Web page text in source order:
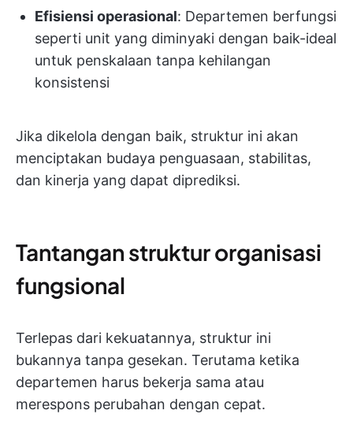
Efisiensi operasional: Departemen berfungsi
seperti unit yang diminyaki dengan baik-ideal
untuk penskalaan tanpa kehilangan
konsistensi
Jika dikelola dengan baik, struktur ini akan
menciptakan budaya penguasaan, stabilitas,
dan kinerja yang dapat diprediksi.
Tantangan struktur organisasi
fungsional
Terlepas dari kekuatannya, struktur ini
bukannya tanpa gesekan. Terutama ketika
departemen harus bekerja sama atau
merespons perubahan dengan cepat.